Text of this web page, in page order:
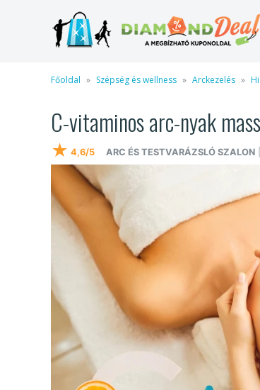
Főoldal Szépség és wellness Arckezelés
C-vitaminos arc-nyak
★ 4,6/5 ARC ÉS TESTVARÁZSLÓ SZALON